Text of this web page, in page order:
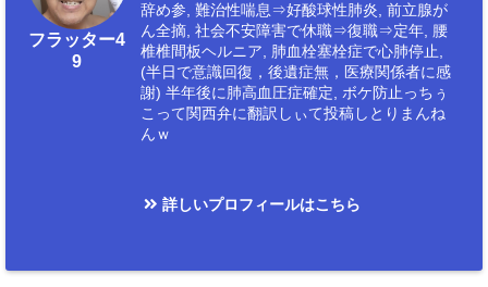
フラッター4
9
辞め参, 難治性喘息⇒好酸球性肺炎, 前立腺が
ん全摘, 社会不安障害で休職⇒復職⇒定年, 腰
椎椎間板ヘルニア, 肺血栓塞栓症で心肺停止,
(半日で意識回復，後遺症無，医療関係者に感
謝) 半年後に肺高血圧症確定, ボケ防止っちぅ
こって関西弁に翻訳しぃて投稿しとりまんね
んｗ
詳しいプロフィールはこちら